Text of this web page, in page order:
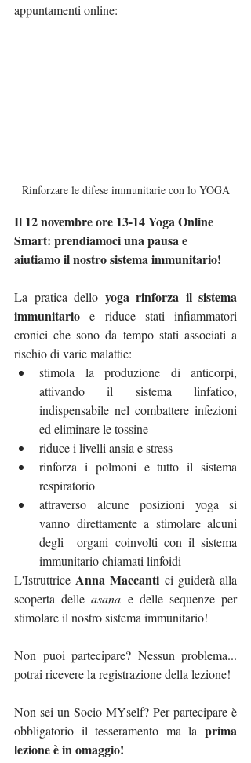
appuntamenti online:
Rinforzare le difese immunitarie con lo YOGA
Il 12 novembre ore 13-14 Yoga Online
Smart: prendiamoci una pausa e
aiutiamo il nostro sistema immunitario!
La pratica dello yoga rinforza il sistema
immunitario e riduce stati infiammatori
cronici che sono da tempo stati associati a
rischio di varie malattie:
stimola la produzione di anticorpi,
attivando il sistema linfatico,
indispensabile nel combattere infezioni
ed eliminare le tossine
riduce i livelli ansia e stress
rinforza i polmoni e tutto il sistema
respiratorio
attraverso alcune posizioni yoga si
vanno direttamente a stimolare alcuni
degli 	organi coinvolti con il sistema
immunitario chiamati linfoidi
L'Istruttrice Anna Maccanti ci guiderà alla
scoperta delle asana e delle sequenze per
stimolare il nostro sistema immunitario!
Non puoi partecipare? Nessun problema...
potrai ricevere la registrazione della lezione!
Non sei un Socio MYself? Per partecipare è
obbligatorio il tesseramento ma la prima
lezione è in omaggio!